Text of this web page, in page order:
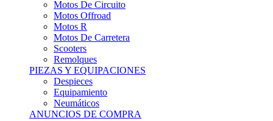
Motos R
Motos De Carretera
Scooters
Remolques
PIEZAS Y EQUIPACIONES
Despieces
Equipamiento
Neumáticos
ANUNCIOS DE COMPRA
Compra Motos